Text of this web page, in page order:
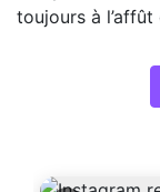
toujours à